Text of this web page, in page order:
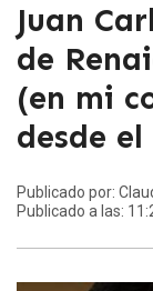
Juan
de
(en mi
desde
Publicado por:
Publicado a las: